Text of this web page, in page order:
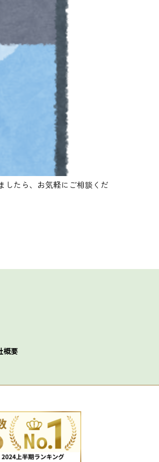
したら、お気軽にご相談くだ
概要